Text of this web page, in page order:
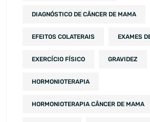
DIAGNÓSTICO DE CÂNCER DE MAMA
EFEITOS COLATERAIS EXAMES
EXERCÍCIO FÍSICO GRAVIDEZ
HORMONIOTERAPIA
HORMONIOTERAPIA CÂNCER DE MAMA